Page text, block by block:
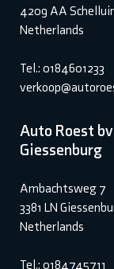
4209 AA
Netherlands
Tel.: 0184601233
Auto Roest bv
Giessenburg
Ambachtsweg 7
3381 LN
Netherlands
Tel.: 0184745711